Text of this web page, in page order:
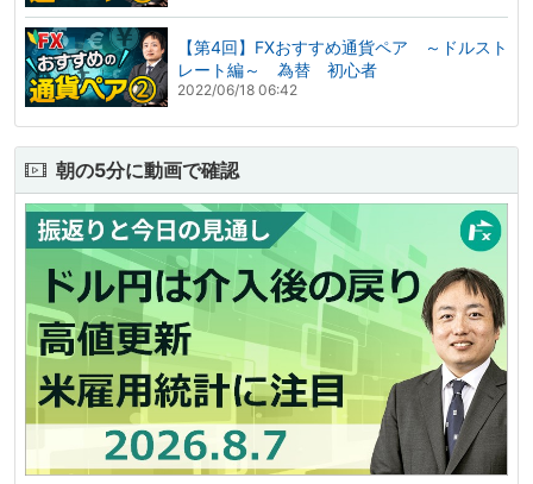
【第4回】FXおすすめ通貨ペア ～ドルスト
レート編～ 為替 初心者
2022/06/18 06:42
朝の5分に動画で確認